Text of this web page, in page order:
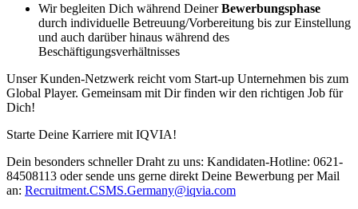
Wir begleiten Dich während DeinerBewerbungsphase
durch individuelle Betreuung/Vorbereitung bis zur Einstellung
und auch darüber hinaus während des
Beschäftigungsverhältnisses
Unser Kunden-Netzwerk reicht vom Start-up Unternehmen bis zum
Global Player. Gemeinsam mit Dir finden wir den richtigen Job für
Dich!
Starte Deine Karriere mit IQVIA!
Dein besonders schneller Draht zu uns: Kandidaten-Hotline: 0621-
84508113 oder sende uns gerne direkt Deine Bewerbung per Mail
an: Recruitment.CSMS.Germany@iqvia.com